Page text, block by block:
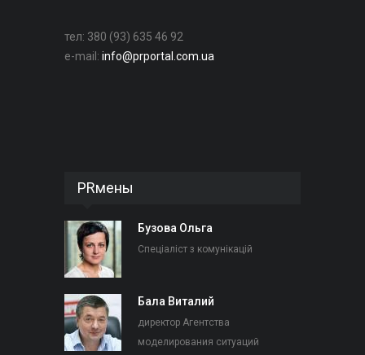
тел: 380 (93) 635 46 92
e-mail: info@prportal.com.ua
PRмены
Бузова Ольга
Спеціаліст з комунікацій
Бала Виталий
директор Агентства
моделирования ситуаций